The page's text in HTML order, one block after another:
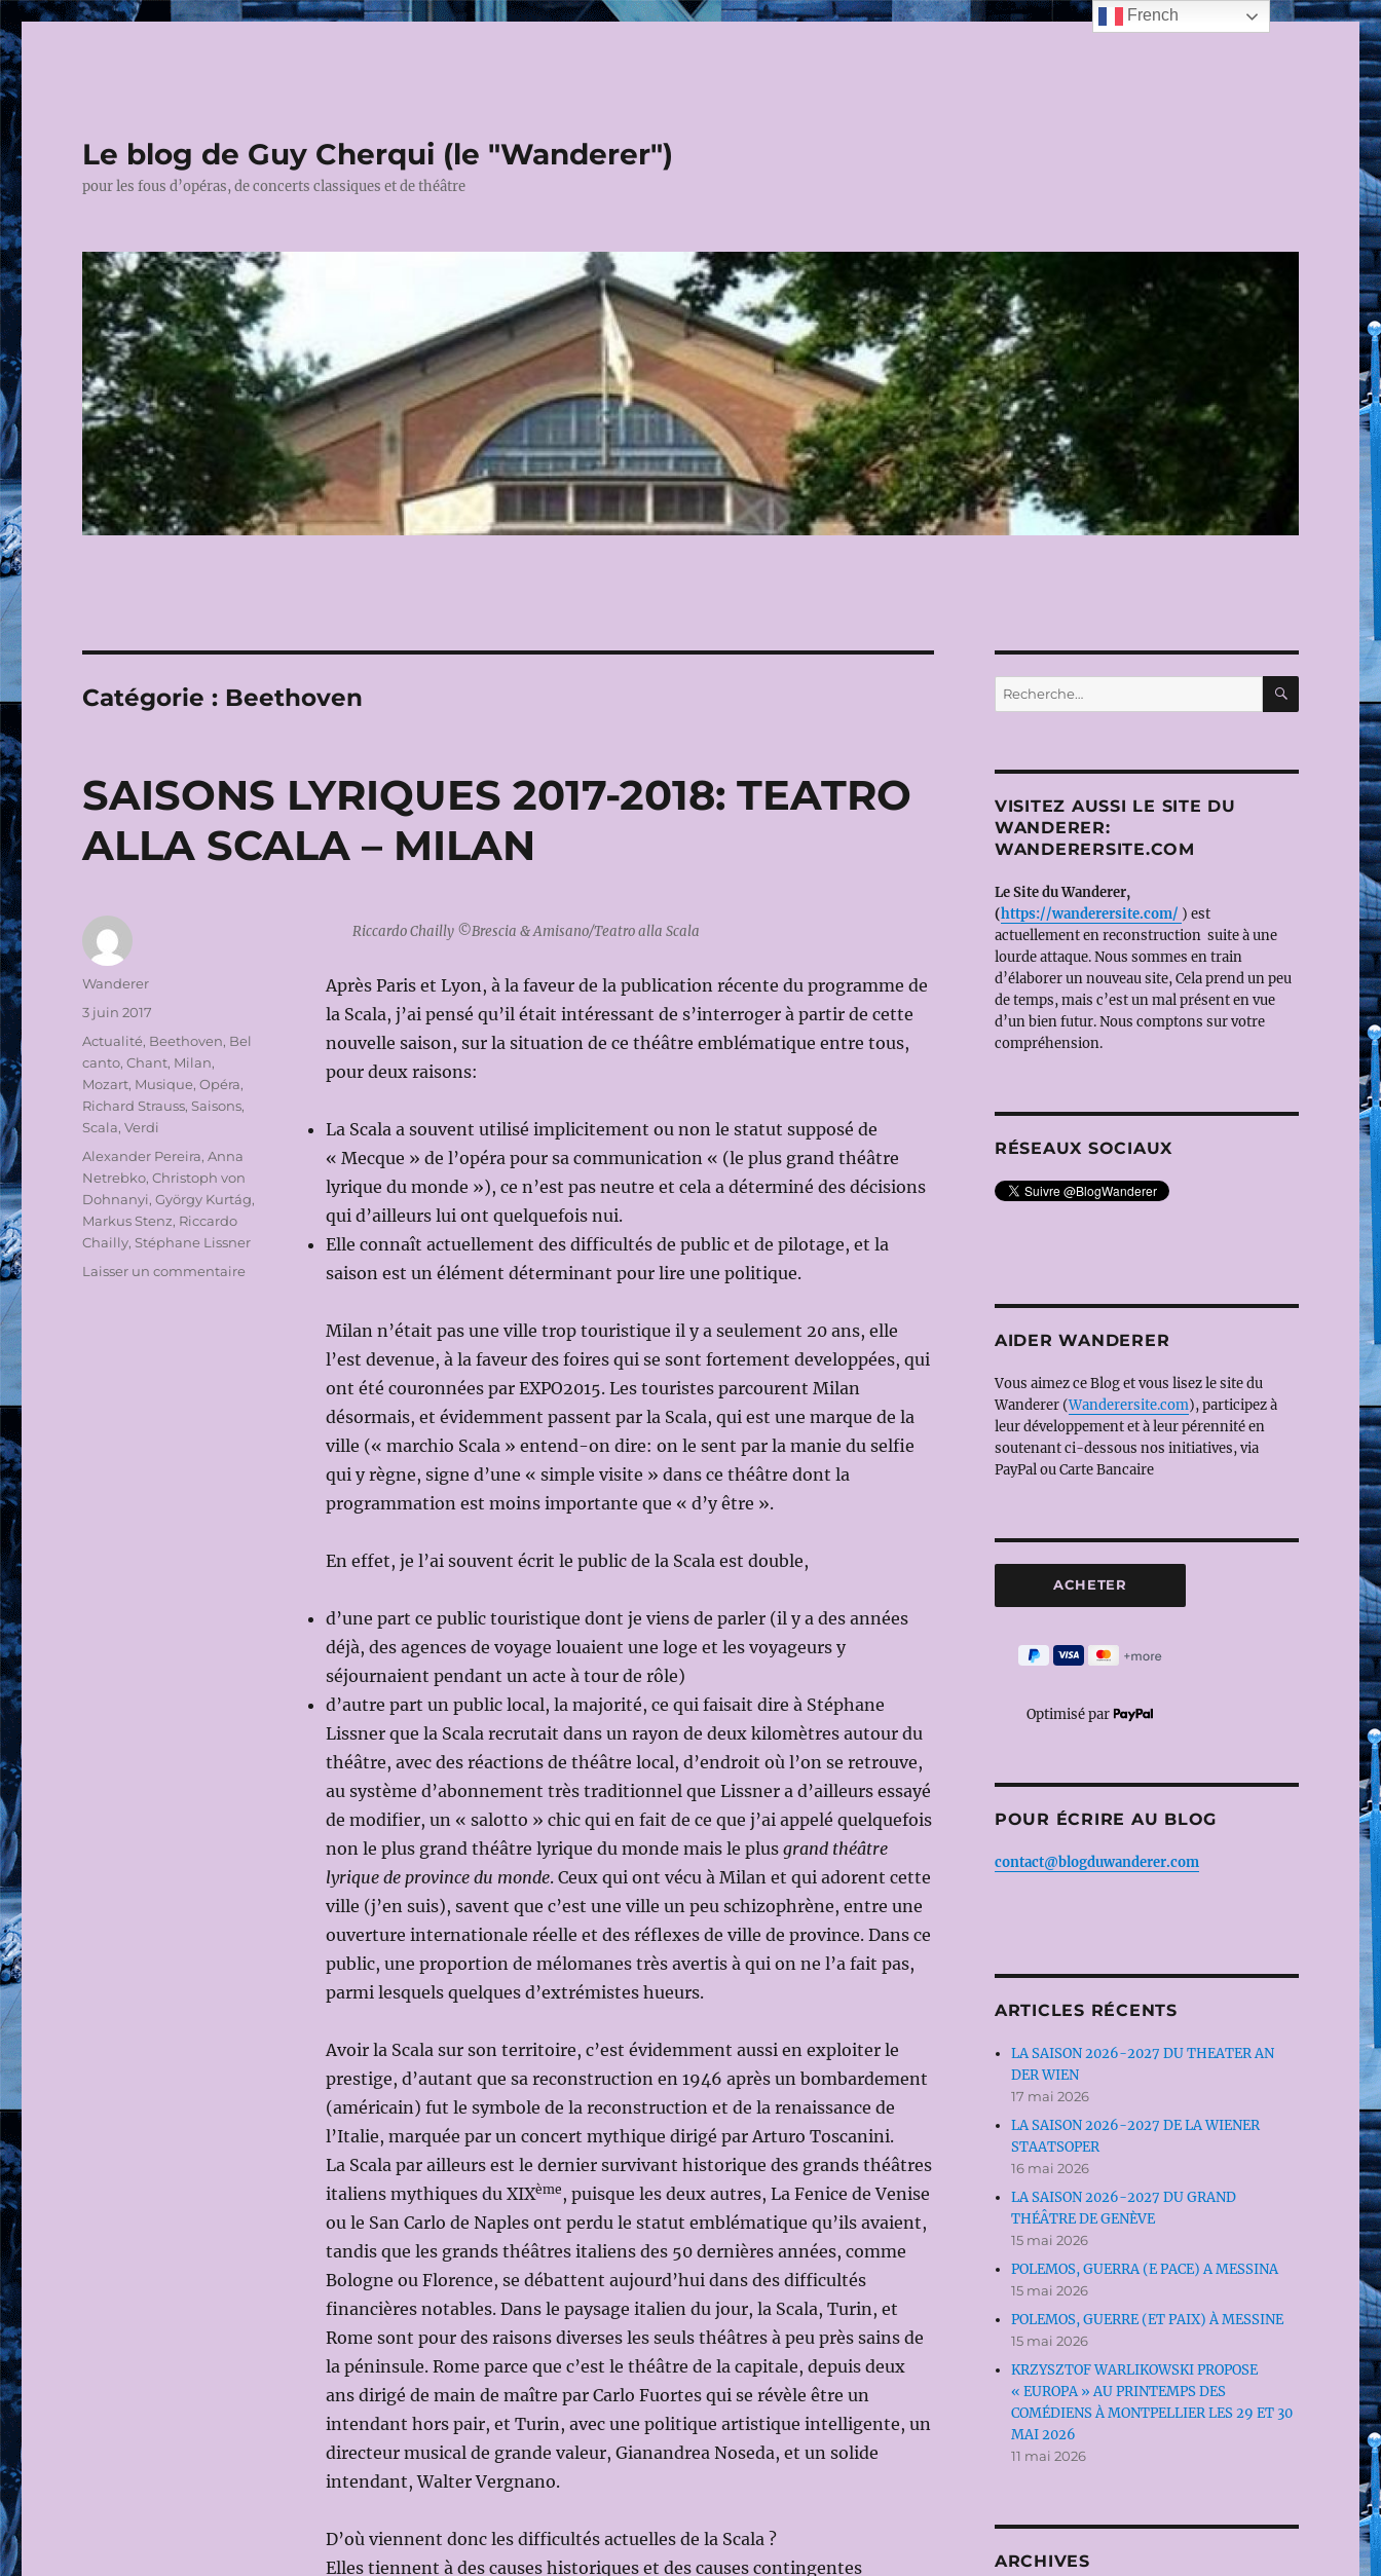
Le blog de Guy Cherqui (le "Wanderer")
pour les fous d’opéras, de concerts classiques et de théâtre
Catégorie : Beethoven
SAISONS LYRIQUES 2017-2018: TEATRO
ALLA SCALA – MILAN
Riccardo Chailly ©Brescia & Amisano/Teatro alla Scala
Après Paris et Lyon, à la faveur de la publication récente du programme de
la Scala, j’ai pensé qu’il était intéressant de s’interroger à partir de cette
nouvelle saison, sur la situation de ce théâtre emblématique entre tous,
pour deux raisons:
La Scala a souvent utilisé implicitement ou non le statut supposé de
« Mecque » de l’opéra pour sa communication « (le plus grand théâtre
lyrique du monde »), ce n’est pas neutre et cela a déterminé des décisions
qui d’ailleurs lui ont quelquefois nui.
Elle connaît actuellement des difficultés de public et de pilotage, et la
saison est un élément déterminant pour lire une politique.
Milan n’était pas une ville trop touristique il y a seulement 20 ans, elle
l’est devenue, à la faveur des foires qui se sont fortement developpées, qui
ont été couronnées par EXPO2015. Les touristes parcourent Milan
désormais, et évidemment passent par la Scala, qui est une marque de la
ville (« marchio Scala » entend-on dire: on le sent par la manie du selfie
qui y règne, signe d’une « simple visite » dans ce théâtre dont la
programmation est moins importante que « d’y être ».
En effet, je l’ai souvent écrit le public de la Scala est double,
d’une part ce public touristique dont je viens de parler (il y a des années
déjà, des agences de voyage louaient une loge et les voyageurs y
séjournaient pendant un acte à tour de rôle)
d’autre part un public local, la majorité, ce qui faisait dire à Stéphane
Lissner que la Scala recrutait dans un rayon de deux kilomètres autour du
théâtre, avec des réactions de théâtre local, d’endroit où l’on se retrouve,
au système d’abonnement très traditionnel que Lissner a d’ailleurs essayé
de modifier, un « salotto » chic qui en fait de ce que j’ai appelé quelquefois
non le plus grand théâtre lyrique du monde mais le plus grand théâtre
lyrique de province du monde. Ceux qui ont vécu à Milan et qui adorent cette
ville (j’en suis), savent que c’est une ville un peu schizophrène, entre une
ouverture internationale réelle et des réflexes de ville de province. Dans ce
public, une proportion de mélomanes très avertis à qui on ne l’a fait pas,
parmi lesquels quelques d’extrémistes hueurs.
Avoir la Scala sur son territoire, c’est évidemment aussi en exploiter le
prestige, d’autant que sa reconstruction en 1946 après un bombardement
(américain) fut le symbole de la reconstruction et de la renaissance de
l’Italie, marquée par un concert mythique dirigé par Arturo Toscanini.
La Scala par ailleurs est le dernier survivant historique des grands théâtres
italiens mythiques du XIXème , puisque les deux autres, La Fenice de Venise
ou le San Carlo de Naples ont perdu le statut emblématique qu’ils avaient,
tandis que les grands théâtres italiens des 50 dernières années, comme
Bologne ou Florence, se débattent aujourd’hui dans des difficultés
financières notables. Dans le paysage italien du jour, la Scala, Turin, et
Rome sont pour des raisons diverses les seuls théâtres à peu près sains de
la péninsule. Rome parce que c’est le théâtre de la capitale, depuis deux
ans dirigé de main de maître par Carlo Fuortes qui se révèle être un
intendant hors pair, et Turin, avec une politique artistique intelligente, un
directeur musical de grande valeur, Gianandrea Noseda, et un solide
intendant, Walter Vergnano.
D’où viennent donc les difficultés actuelles de la Scala ?
Elles tiennent à des causes historiques et des causes contingentes
Auteur
Wanderer
Publié
3 juin 2017
Catégories
Actualité, Beethoven, Bel
canto,Chant, Milan,
Mozart, Musique,Opéra,
Richard Strauss, Saisons,
Scala,Verdi
Étiquettes
Alexander Pereira,Anna
Netrebko,Christoph von
Dohnanyi,György Kurtág,
Markus Stenz, Riccardo
Chailly, Stéphane Lissner
Laisser un commentairesur
Recherche
pour :
VISITEZ AUSSI LE SITE DU
WANDERER:
WANDERERSITE.COM
Le Site du Wanderer,
(https://wanderersite.com/ ) est
actuellement en reconstruction suite à une
lourde attaque. Nous sommes en train
d’élaborer un nouveau site, Cela prend un peu
de temps, mais c’est un mal présent en vue
d’un bien futur. Nous comptons sur votre
compréhension.
RÉSEAUX SOCIAUX
AIDER WANDERER
Vous aimez ce Blog et vous lisez le site du
Wanderer (Wanderersite.com), participez à
leur développement et à leur pérennité en
soutenant ci-dessous nos initiatives, via
PayPal ou Carte Bancaire
Optimisé par
POUR ÉCRIRE AU BLOG
contact@blogduwanderer.com
ARTICLES RÉCENTS
LA SAISON 2026-2027 DU THEATER AN
DER WIEN
17 mai 2026
LA SAISON 2026-2027 DE LA WIENER
STAATSOPER
16 mai 2026
LA SAISON 2026-2027 DU GRAND
THÉÂTRE DE GENÈVE
15 mai 2026
POLEMOS, GUERRA (E PACE) A MESSINA
15 mai 2026
POLEMOS, GUERRE (ET PAIX) À MESSINE
15 mai 2026
KRZYSZTOF WARLIKOWSKI PROPOSE
« EUROPA » AU PRINTEMPS DES
COMÉDIENS À MONTPELLIER LES 29 ET 30
MAI 2026
11 mai 2026
ARCHIVES
French